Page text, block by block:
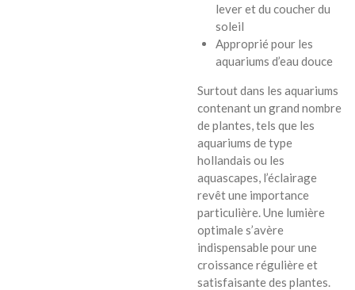
lever et du coucher du
soleil
Approprié pour les
aquariums d’eau douce
Surtout dans les aquariums
contenant un grand nombre
de plantes, tels que les
aquariums de type
hollandais ou les
aquascapes, l’éclairage
revêt une importance
particulière. Une lumière
optimale s’avère
indispensable pour une
croissance régulière et
satisfaisante des plantes.